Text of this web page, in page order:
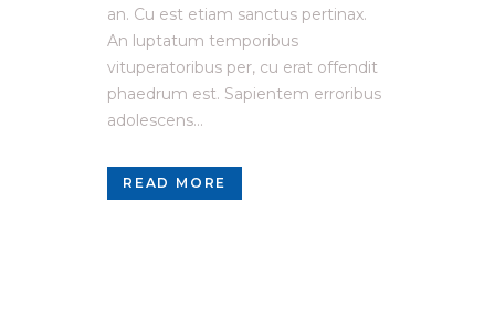
an. Cu est etiam sanctus pertinax.
An luptatum temporibus
vituperatoribus per, cu erat offendit
phaedrum est. Sapientem erroribus
adolescens...
READ MORE